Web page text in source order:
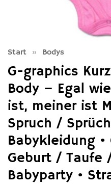
Start » Bodys
G-graphics
Body – Egal
ist, meiner ist
Spruch /
Babykleidung
Geburt / Taufe
Babyparty •